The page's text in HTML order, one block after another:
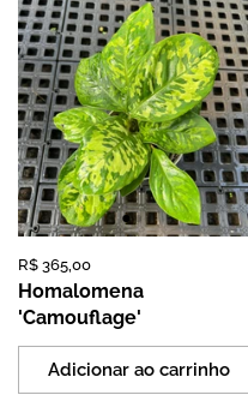
Preço:
R$ 365,00
Homalomena
'Camouflage'
Adicionar ao carrinho